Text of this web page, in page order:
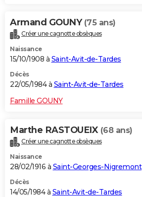
Armand GOUNY (75 ans)
Créer une cagnotte obsèques
Naissance
15/10/1908 à Saint-Avit-de-Tardes
Décès
22/05/1984 à Saint-Avit-de-Tardes
Famille GOUNY
Marthe RASTOUEIX (68 ans)
Créer une cagnotte obsèques
Naissance
28/02/1916 à Saint-Georges-Nigremont
Décès
14/05/1984 à Saint-Avit-de-Tardes